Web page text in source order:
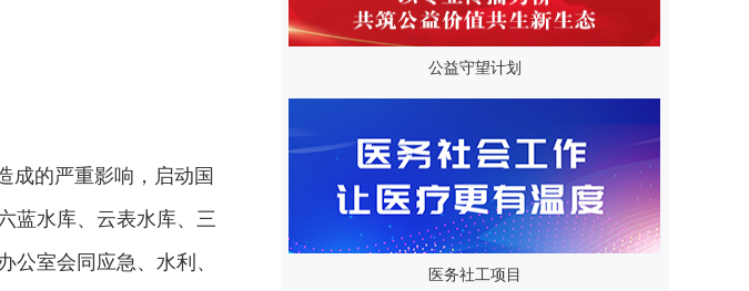
成的严重影响，启动国
蓝水库、云表水库、三
室会同应急、水利、
公益守望计划
医务社工项目